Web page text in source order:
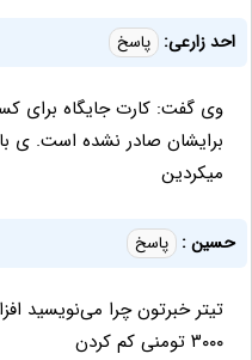
احد زارعی: پاسخ
وی گفت: کارت جایگاه برای
برایشان صادر نشده است. ی
میکردین
حسین : پاسخ
تیتر خبرتون چرا می‌نویسید
۳۰۰۰ تومنی کم کردن